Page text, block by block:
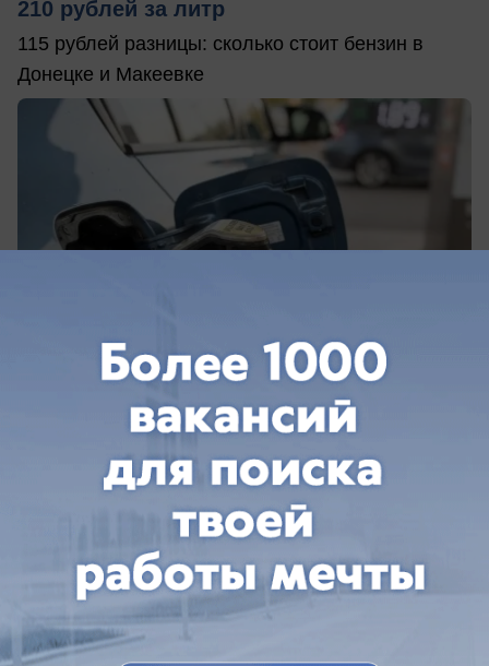
210 рублей за литр
115 рублей разницы: сколько стоит бензин в
Донецке и Макеевке
вчера в 09:17
«Воды из бочки по разбитой дороге не
натаскаешься» — Синцова в Донецке без
воды два месяца
Вода не доходит даже до подвала: как живут на